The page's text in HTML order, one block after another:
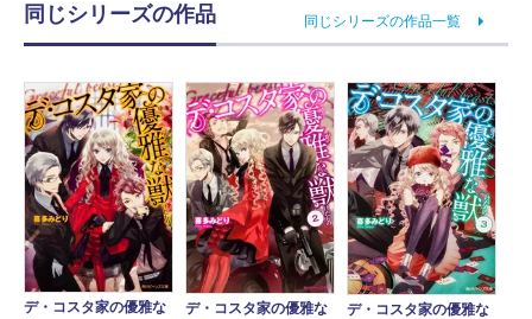
同じシリーズの作品 同じシリーズの作品一覧
デ・コスタ家の優雅な
デ・コスタ家の優雅な
デ・コスタ家の優雅な